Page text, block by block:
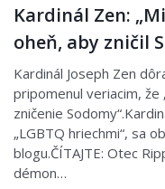
Kardinál Zen:
oheň, aby zničil
Kardinál Joseph Zen
pripomenul veriacim, že
zničenie
„LGBTQ hriechmi“, sa
blogu.ČÍTAJTE: Otec
démon…